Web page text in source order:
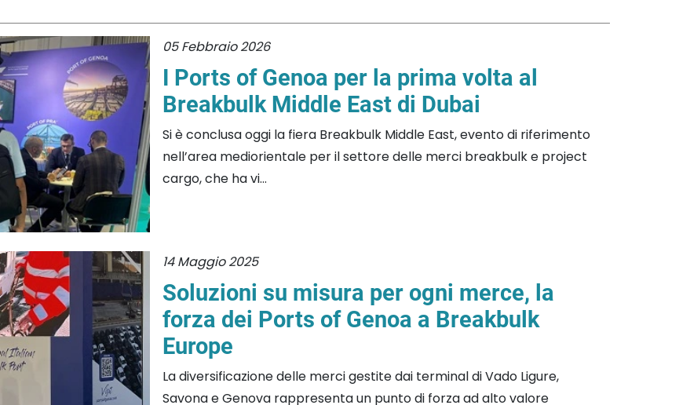
05 Febbraio 2026
I Ports of Genoa per la prima volta al
Breakbulk Middle East di Dubai
Si è conclusa oggi la fiera Breakbulk Middle East, evento di riferimento
nell’area mediorientale per il settore delle merci breakbulk e project
cargo, che ha vi...
14 Maggio 2025
Soluzioni su misura per ogni merce, la
forza dei Ports of Genoa a Breakbulk
Europe
La diversificazione delle merci gestite dai terminal di Vado Ligure,
Savona e Genova rappresenta un punto di forza ad alto valore